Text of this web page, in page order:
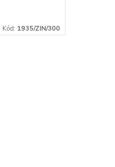
Kód: 1935/ZIN/300